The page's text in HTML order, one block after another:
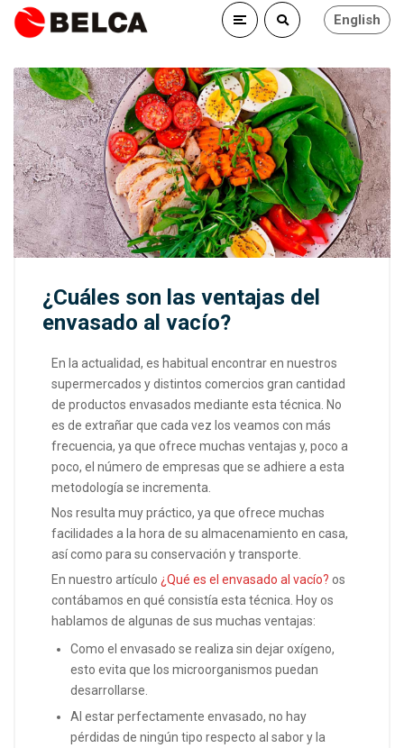
English
¿Cuáles son las ventajas del
envasado al vacío?
En la actualidad, es habitual encontrar en nuestros
supermercados y distintos comercios gran cantidad
de productos envasados mediante esta técnica. No
es de extrañar que cada vez los veamos con más
frecuencia, ya que ofrece muchas ventajas y, poco a
poco, el número de empresas que se adhiere a esta
metodología se incrementa.
Nos resulta muy práctico, ya que ofrece muchas
facilidades a la hora de su almacenamiento en casa,
así como para su conservación y transporte.
En nuestro artículo ¿Qué es el envasado al vacío? os
contábamos en qué consistía esta técnica. Hoy os
hablamos de algunas de sus muchas ventajas:
Como el envasado se realiza sin dejar oxígeno,
esto evita que los microorganismos puedan
desarrollarse.
Al estar perfectamente envasado, no hay
pérdidas de ningún tipo respecto al sabor y la